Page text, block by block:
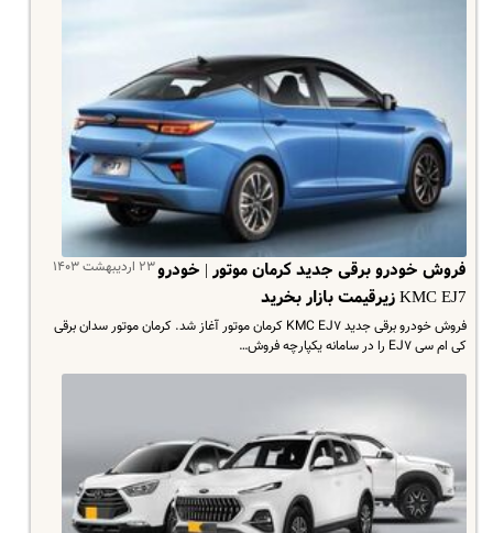
۲۳ اردیبهشت ۱۴۰۳فروش خودرو برقی جدید کرمان موتور | خودرو
KMC EJ7 زیرقیمت بازار بخرید
فروش خودرو برقی جدید KMC EJ۷ کرمان موتور آغاز شد. کرمان موتور سدان برقی
کی ام سی EJ۷ را در سامانه یکپارچه فروش…